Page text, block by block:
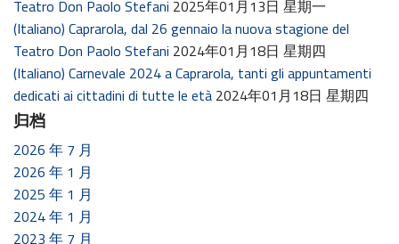
Teatro Don Paolo Stefani 2025年01月13日 星期一
(Italiano) Caprarola, dal 26 gennaio la nuova stagione del
Teatro Don Paolo Stefani 2024年01月18日 星期四
(Italiano) Carnevale 2024 a Caprarola, tanti gli appuntamenti
dedicati ai cittadini di tutte le età 2024年01月18日 星期四
归档
2026 年 7 月
2026 年 1 月
2025 年 1 月
2024 年 1 月
2023 年 7 月